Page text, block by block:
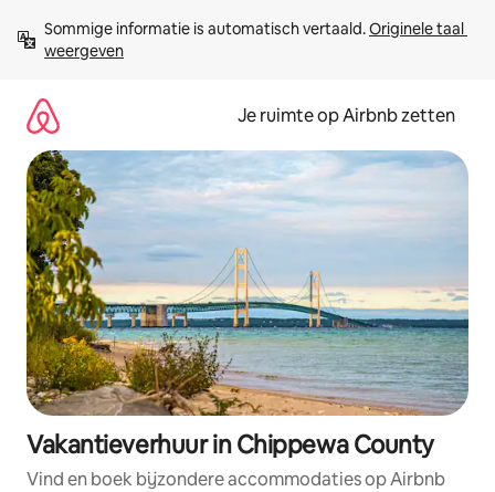
direct
naar
Sommige informatie is automatisch vertaald. Originele taal
weergeven
Je ruimte op Airbnb zetten
Vakantieverhuur in Chippewa County
Vind en boek bijzondere accommodaties op Airbnb